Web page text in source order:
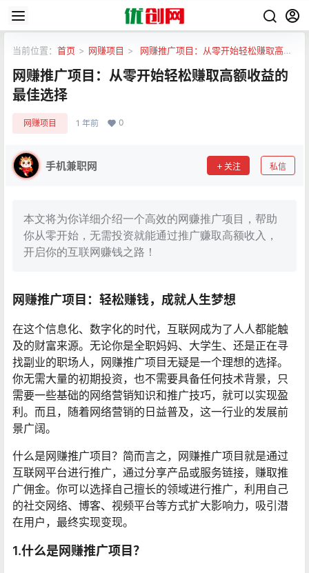
当前位置： 首页 > 网赚项目 >
网赚推广项目：从零开始轻松赚取高额
网赚推广项目：从零开始轻松赚取高额收益的
最佳选择
网赚项目 1 年前 0
手机兼职网 关注 私信
本文将为你详细介绍一个高效的网赚推广项目，帮助
你从零开始，无需投资就能通过推广赚取高额收入，
开启你的互联网赚钱之路！
网赚推广项目：轻松赚钱，成就人生梦想
在这个信息化、数字化的时代，互联网成为了人人都能触
及的财富来源。无论你是全职妈妈、大学生、还是正在寻
找副业的职场人，网赚推广项目无疑是一个理想的选择。
你无需大量的初期投资，也不需要具备任何技术背景，只
需要一些基础的网络营销知识和推广技巧，就可以实现盈
利。而且，随着网络营销的日益普及，这一行业的发展前
景广阔。
什么是网赚推广项目？简而言之，网赚推广项目就是通过
互联网平台进行推广，通过分享产品或服务链接，赚取推
广佣金。你可以选择自己擅长的领域进行推广，利用自己
的社交网络、博客、视频平台等方式扩大影响力，吸引潜
在用户，最终实现变现。
1.什么是网赚推广项目？